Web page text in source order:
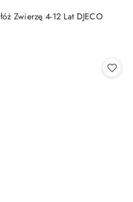
Zwierzę 4-12 Lat DJECO